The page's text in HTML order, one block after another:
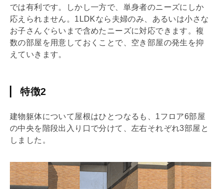
では有利です。しかし一方で、単身者のニーズにしか
応えられません。1 LDKなら夫婦のみ、あるいは小さな
お子さんぐらいまで含めたニーズに対応できます。複
数の部屋を用意しておくことで、空き部屋の発生を抑
えていきます。
特徴2
建物躯体について屋根はひとつなるも、1フロア6部屋
の中央を階段出入り口で分けて、左右それぞれ3部屋と
しました。